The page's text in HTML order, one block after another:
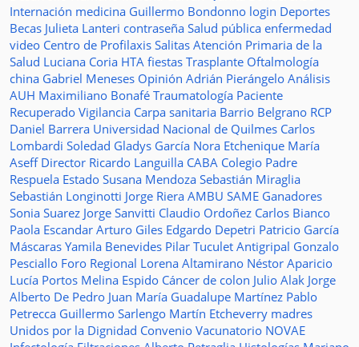
Internación medicina Guillermo Bondonno login Deportes
Becas Julieta Lanteri contraseña Salud pública enfermedad
video Centro de Profilaxis Salitas Atención Primaria de la
Salud Luciana Coria HTA fiestas Trasplante Oftalmología
china Gabriel Meneses Opinión Adrián Pierángelo Análisis
AUH Maximiliano Bonafé Traumatología Paciente
Recuperado Vigilancia Carpa sanitaria Barrio Belgrano RCP
Daniel Barrera Universidad Nacional de Quilmes Carlos
Lombardi Soledad Gladys García Nora Etchenique María
Aseff Director Ricardo Languilla CABA Colegio Padre
Respuela Estado Susana Mendoza Sebastián Miraglia
Sebastián Longinotti Jorge Riera AMBU SAME Ganadores
Sonia Suarez Jorge Sanvitti Claudio Ordoñez Carlos Bianco
Paola Escandar Arturo Giles Edgardo Depetri Patricio García
Máscaras Yamila Benevides Pilar Tuculet Antigripal Gonzalo
Pesciallo Foro Regional Lorena Altamirano Néstor Aparicio
Lucía Portos Melina Espido Cáncer de colon Julio Alak Jorge
Alberto De Pedro Juan María Guadalupe Martínez Pablo
Petrecca Guillermo Sarlengo Martín Etcheverry madres
Unidos por la Dignidad Convenio Vacunatorio NOVAE